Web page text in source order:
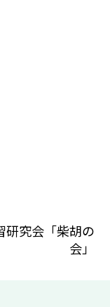
研究会「柴胡の
会」